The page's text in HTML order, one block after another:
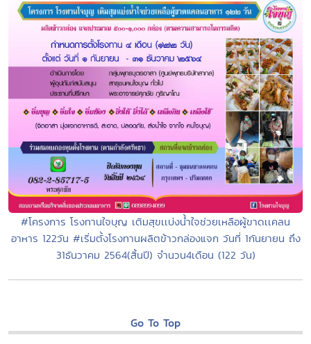
#โครงการ โรงทานใจบุญ เติมสุขเเบ่งน้ำใจช่วยเหลือผู้ขาดเเคลน
อาหาร 122วัน #เริ่มตั้งโรงทานผลิตข้าวกล่องแจก วันที่ 1กันยายน ถึง
31ธันวาคม 2564(สิ้นปี) จำนวน4เดือน (122 วัน)
Go To Top